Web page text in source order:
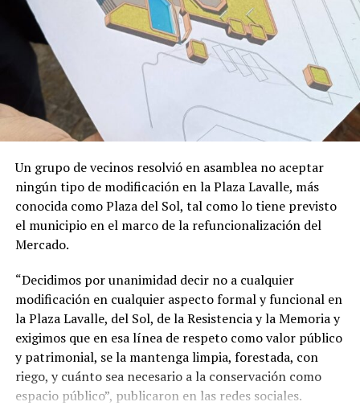
el CONICET, y colaboradores internacionales de la
Universidad de Oxford y Oxford Brookes en
Inglaterra
Fue publicado en PNAS (Proceedings of the
National Academy of Sciences)
una de las revistas
científicas de mayor prestigio internacional. Editada por
la Academia Nacional de Ciencias de los Estados Unidos,
suele incluir investigaciones de alto impacto y ubicadas
Un grupo de vecinos resolvió en asamblea no aceptar
ningún tipo de modificación en la Plaza Lavalle, más
conocida como Plaza del Sol, tal como lo tiene previsto
el municipio en el marco de la refuncionalización del
Mercado.
“Decidimos por unanimidad decir no a cualquier
modificación en cualquier aspecto formal y funcional en
la Plaza Lavalle, del Sol, de la Resistencia y la Memoria y
exigimos que en esa línea de respeto como valor público
y patrimonial, se la mantenga limpia, forestada, con
riego, y cuánto sea necesario a la conservación como
espacio público”, publicaron en las redes sociales.